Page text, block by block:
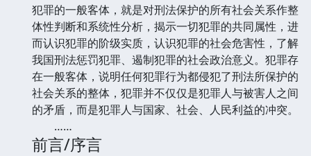
犯罪的一般客体，就是对刑法保护的所有社会关系作整
体性判断和系统性分析，揭示一切犯罪的共同属性，进
而认识犯罪的阶级实质，认识犯罪的社会危害性，了解
我国刑法惩罚犯罪、遏制犯罪的社会政治意义。犯罪存
在一般客体，说明任何犯罪行为都侵犯了刑法所保护的
社会关系的整体，犯罪并不仅仅是犯罪人与被害人之间
的矛盾，而是犯罪人与国家、社会、人民利益的冲突。
……
前言/序言